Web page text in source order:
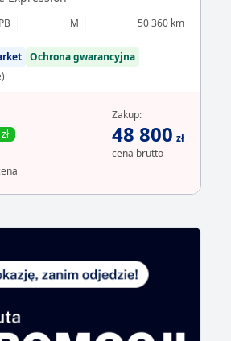
PB M 50 360 km
Ochrona gwarancyjna
Zakup:
48 800 zł
cena brutto